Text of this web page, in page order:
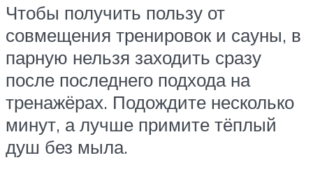
Чтобы получить пользу от
совмещения тренировок и сауны, в
парную нельзя заходить сразу
после последнего подхода на
тренажёрах. Подождите несколько
минут, а лучше примите тёплый
душ без мыла.